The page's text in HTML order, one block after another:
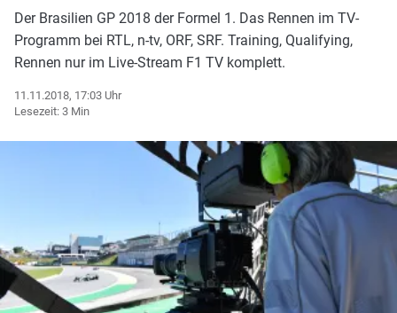
Der Brasilien GP 2018 der Formel 1. Das Rennen im TV-
Programm bei RTL, n-tv, ORF, SRF. Training, Qualifying,
Rennen nur im Live-Stream F1 TV komplett.
11.11.2018, 17:03 Uhr
Lesezeit: 3 Min